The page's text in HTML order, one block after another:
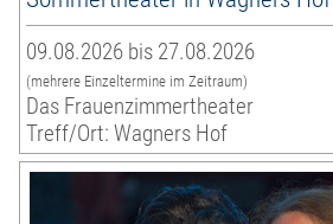
09.08.2026 bis 27.08.2026
(mehrere Einzeltermine im Zeitraum)
Das Frauenzimmertheater
Treff/Ort: Wagners Hof